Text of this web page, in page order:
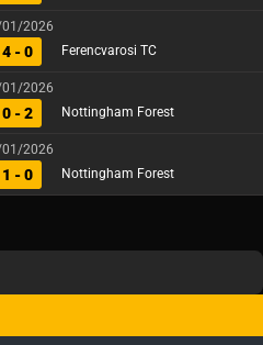
2026
4 - 0 Ferencvarosi TC
2026
0 - 2 Nottingham Forest
2026
1 - 0 Nottingham Forest